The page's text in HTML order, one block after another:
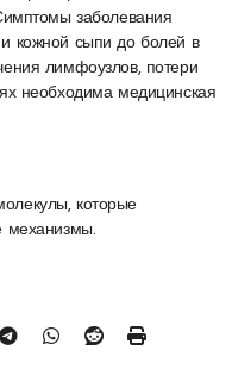
заболевания
кожной сыпи до болей в
лимфоузлов, потери
необходима медицинская
которые
механизмы.